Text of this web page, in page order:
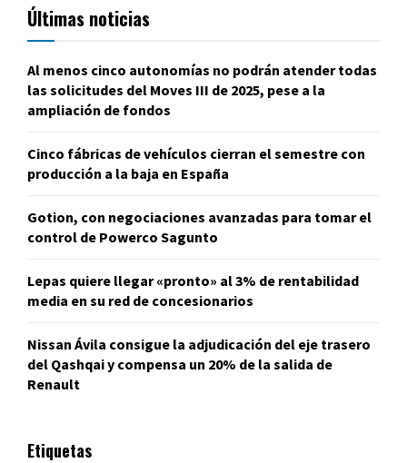
Últimas noticias
Al menos cinco autonomías no podrán atender todas
las solicitudes del Moves III de 2025, pese a la
ampliación de fondos
Cinco fábricas de vehículos cierran el semestre con
producción a la baja en España
Gotion, con negociaciones avanzadas para tomar el
control de Powerco Sagunto
Lepas quiere llegar «pronto» al 3% de rentabilidad
media en su red de concesionarios
Nissan Ávila consigue la adjudicación del eje trasero
del Qashqai y compensa un 20% de la salida de
Renault
Etiquetas